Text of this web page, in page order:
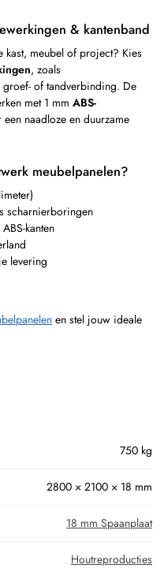
& kantenband
meubel of project? Kies
, zoals
of tandverbinding. De
met 1 mm ABS-
naadloze en duurzame
meubelpanelen?
scharnierboringen
kanten
levering
en stel jouw ideale
750 kg
2800 × 2100 × 18 mm
18 mm Spaanplaat
Houtreproducties